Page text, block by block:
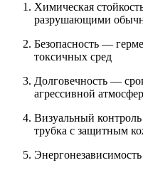
Химическая
разрушающими
Безопасность —
токсичных сред
Долговечность —
агрессивной
Визуальный
трубка с защитным